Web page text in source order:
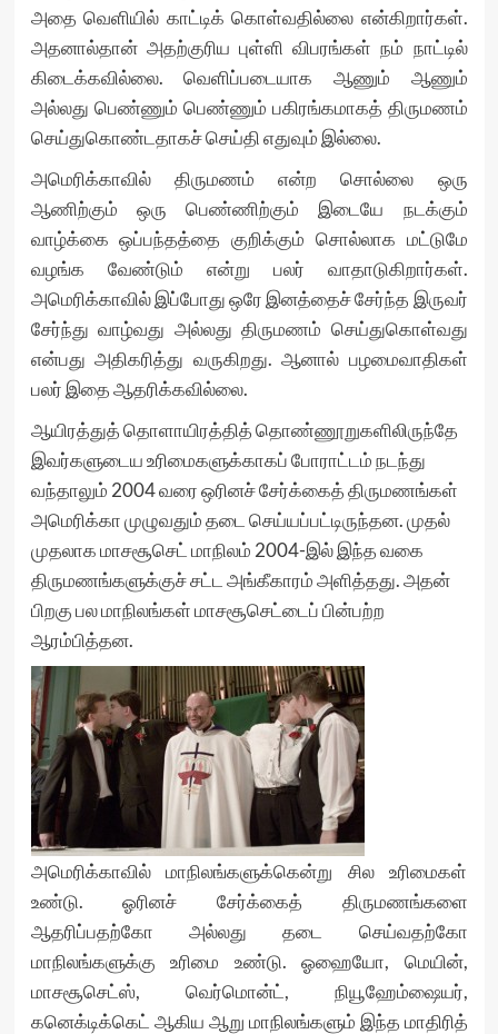
அதை வெளியில் காட்டிக் கொள்வதில்லை என்கிறார்கள்.
அதனால்தான் அதற்குரிய புள்ளி விபரங்கள் நம் நாட்டில்
கிடைக்கவில்லை. வெளிப்படையாக ஆணும் ஆணும்
அல்லது பெண்ணும் பெண்ணும் பகிரங்கமாகத் திருமணம்
செய்துகொண்டதாகச் செய்தி எதுவும் இல்லை.
அமெரிக்காவில் திருமணம் என்ற சொல்லை ஒரு
ஆணிற்கும் ஒரு பெண்ணிற்கும் இடையே நடக்கும்
வாழ்க்கை ஒப்பந்தத்தை குறிக்கும் சொல்லாக மட்டுமே
வழங்க வேண்டும் என்று பலர் வாதாடுகிறார்கள்.
அமெரிக்காவில் இப்போது ஒரே இனத்தைச் சேர்ந்த இருவர்
சேர்ந்து வாழ்வது அல்லது திருமணம் செய்துகொள்வது
என்பது அதிகரித்து வருகிறது. ஆனால் பழமைவாதிகள்
பலர் இதை ஆதரிக்கவில்லை.
ஆயிரத்துத் தொளாயிரத்தித் தொண்ணூறுகளிலிருந்தே
இவர்களுடைய உரிமைகளுக்காகப் போராட்டம் நடந்து
வந்தாலும் 2004 வரை ஒரினச் சேர்க்கைத் திருமணங்கள்
அமெரிக்கா முழுவதும் தடை செய்யப்பட்டிருந்தன. முதல்
முதலாக மாசசூசெட் மாநிலம் 2004-இல் இந்த வகை
திருமணங்களுக்குச் சட்ட அங்கீகாரம் அளித்தது. அதன்
பிறகு பல மாநிலங்கள் மாசசூசெட்டைப் பின்பற்ற
ஆரம்பித்தன.
அமெரிக்காவில் மாநிலங்களுக்கென்று சில உரிமைகள்
உண்டு. ஓரினச் சேர்க்கைத் திருமணங்களை
ஆதரிப்பதற்கோ அல்லது தடை செய்வதற்கோ
மாநிலங்களுக்கு உரிமை உண்டு. ஓஹையோ, மெயின்,
மாசசூசெட்ஸ், வெர்மொன்ட், நியூஹேம்ஷையர்,
கனெக்டிக்கெட் ஆகிய ஆறு மாநிலங்களும் இந்த மாதிரித்